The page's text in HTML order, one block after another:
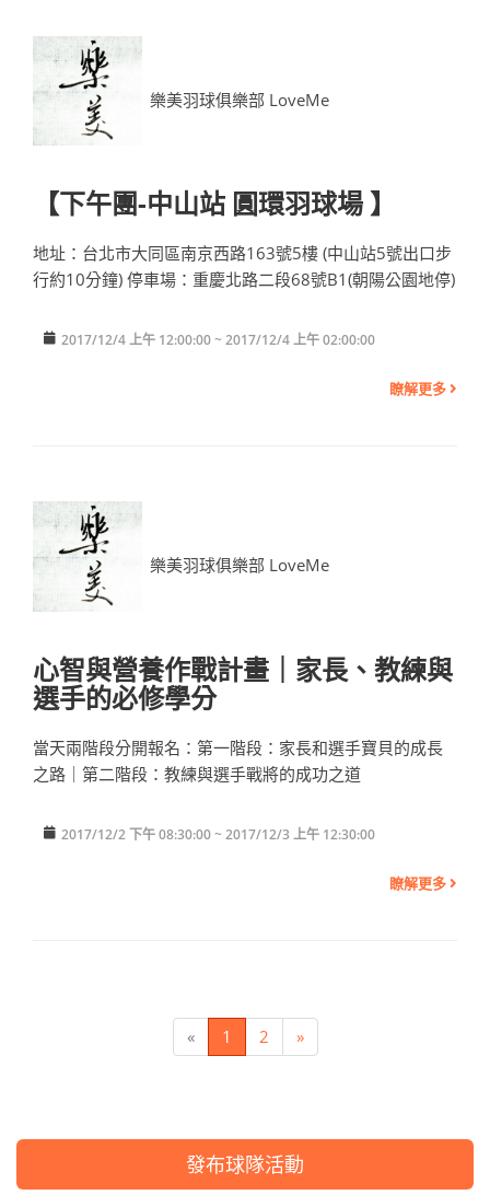
樂美羽球俱樂部 LoveMe
【下午團-中山站 圓環羽球場 】
地址：台北市大同區南京西路163號5樓 (中山站5號出口步
行約10分鐘) 停車場：重慶北路二段68號B1(朝陽公園地停)
2017/12/4 上午 12:00:00 ~ 2017/12/4 上午 02:00:00
瞭解更多
樂美羽球俱樂部 LoveMe
心智與營養作戰計畫｜家長、教練與
選手的必修學分
當天兩階段分開報名：第一階段：家長和選手寶貝的成長
之路｜第二階段：教練與選手戰將的成功之道
2017/12/2 下午 08:30:00 ~ 2017/12/3 上午 12:30:00
瞭解更多
« 1 2 »
發布球隊活動